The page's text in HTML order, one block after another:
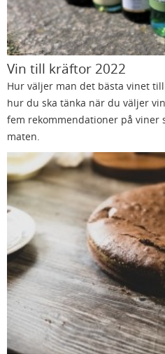
Vin till kräftor 2022
Hur väljer man det bästa vinet
hur du ska tänka när du väljer
fem rekommendationer på viner
maten.